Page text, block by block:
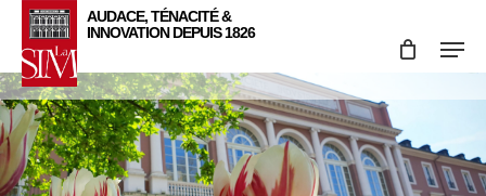
Skip
main
content
Menu